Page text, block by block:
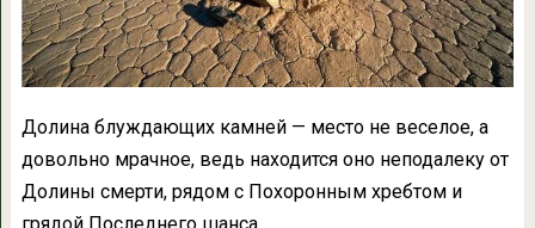
Долина блуждающих камней — место не веселое, а
довольно мрачное, ведь находится оно неподалеку от
Долины смерти, рядом с Похоронным хребтом и